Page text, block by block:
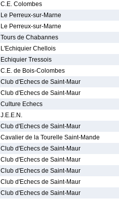
C.E. Colombes
Le Perreux-sur-Marne
Le Perreux-sur-Marne
Tours de Chabannes
L'Echiquier Chellois
Echiquier Tressois
C.E. de Bois-Colombes
Club d'Echecs de Saint-Maur
Club d'Echecs de Saint-Maur
Culture Echecs
J.E.E.N.
Club d'Echecs de Saint-Maur
Cavalier de la Tourelle Saint-Mande
Club d'Echecs de Saint-Maur
Club d'Echecs de Saint-Maur
Club d'Echecs de Saint-Maur
Club d'Echecs de Saint-Maur
Club d'Echecs de Saint-Maur